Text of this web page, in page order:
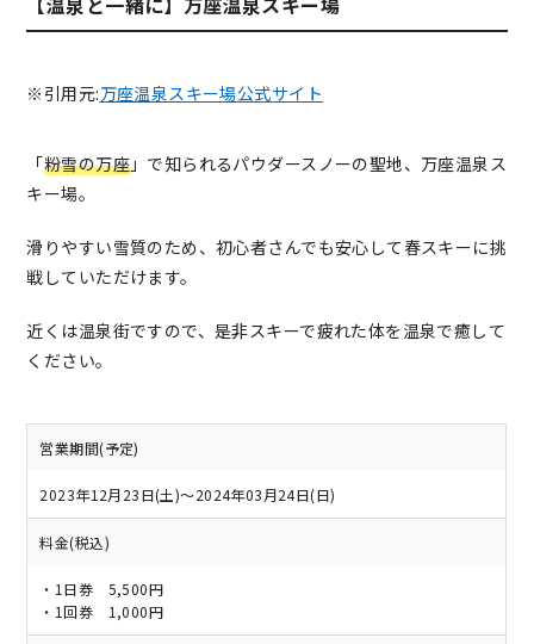
※引用元:万座温泉スキー場公式サイト
「粉雪の万座」で知られるパウダースノーの聖地、万座温泉ス
キー場。
滑りやすい雪質のため、初心者さんでも安心して春スキーに挑
戦していただけます。
近くは温泉街ですので、是非スキーで疲れた体を温泉で癒して
ください。
営業期間(予定)
2023年12月23日(土)～2024年03月24日(日)
料金(税込)
・1日券 5,500円
・1回券 1,000円